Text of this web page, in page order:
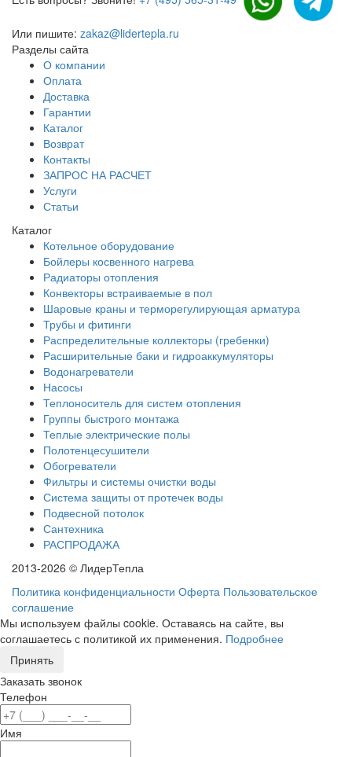
Или пишите: zakaz@lidertepla.ru
Разделы сайта
О компании
Оплата
Доставка
Гарантии
Каталог
Возврат
Контакты
ЗАПРОС НА РАСЧЕТ
Услуги
Статьи
Каталог
Котельное оборудование
Бойлеры косвенного нагрева
Радиаторы отопления
Конвекторы встраиваемые в пол
Шаровые краны и терморегулирующая арматура
Трубы и фитинги
Распределительные коллекторы (гребенки)
Расширительные баки и гидроаккумуляторы
Водонагреватели
Насосы
Теплоноситель для систем отопления
Группы быстрого монтажа
Теплые электрические полы
Полотенцесушители
Обогреватели
Фильтры и системы очистки воды
Система защиты от протечек воды
Подвесной потолок
Сантехника
РАСПРОДАЖА
2013-2026 © ЛидерТепла
Политика конфиденциальности Оферта Пользовательское
соглашение
Мы используем файлы cookie. Оставаясь на сайте, вы
соглашаетесь с политикой их применения. Подробнее
Принять
Заказать звонок
Телефон
Имя